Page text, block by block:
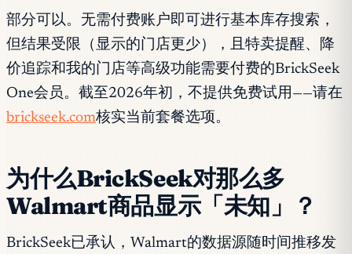
部分可以。无需付费账户即可进行基本库存搜索，
但结果受限（显示的门店更少），且特卖提醒、降
价追踪和我的门店等高级功能需要付费的BrickSeek
One会员。截至2026年初，不提供免费试用——请在
brickseek.com核实当前套餐选项。
为什么BrickSeek对那么多
Walmart商品显示「未知」？
BrickSeek已承认，Walmart的数据源随时间推移发